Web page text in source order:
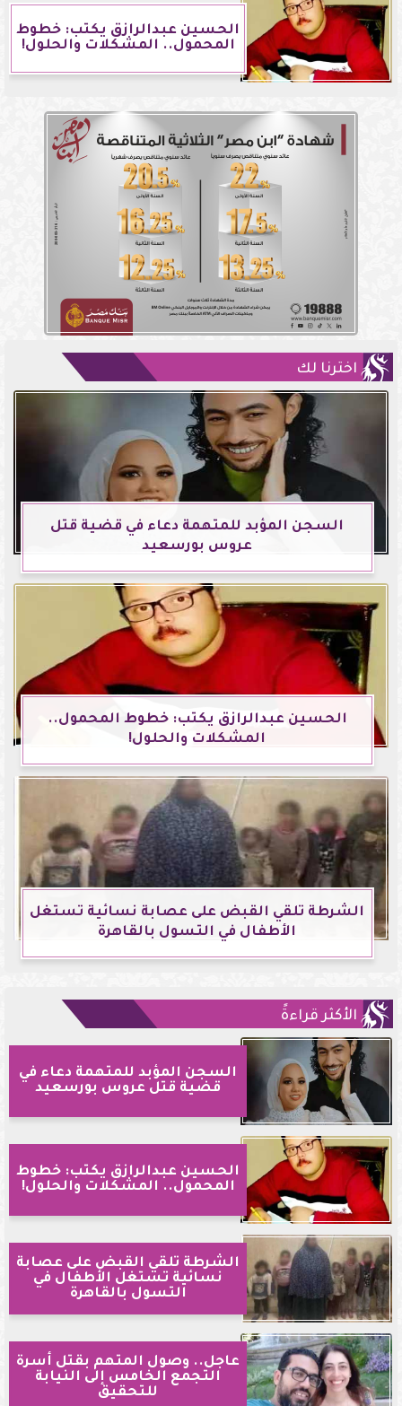
الحسين عبدالرازق يكتب: خطوط
المحمول.. المشكلات والحلول!
اخترنا لك
السجن المؤبد للمتهمة دعاء في قضية قتل
عروس بورسعيد
الحسين عبدالرازق يكتب: خطوط المحمول..
المشكلات والحلول!
الشرطة تلقي القبض على عصابة نسائية تستغل
الأطفال في التسول بالقاهرة
الأكثر قراءةً
السجن المؤبد للمتهمة دعاء في
قضية قتل عروس بورسعيد
الحسين عبدالرازق يكتب: خطوط
المحمول.. المشكلات والحلول!
الشرطة تلقي القبض على عصابة
نسائية تستغل الأطفال في
التسول بالقاهرة
عاجل.. وصول المتهم بقتل أسرة
التجمع الخامس إلى النيابة
للتحقيق